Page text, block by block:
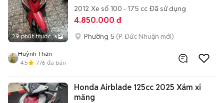
29 phút trước 5
2012 Xe số 100 - 175 cc Đã sử dụng
4.850.000 đ
Phường 5 (P. Đức Nhuận mới)
Huỳnh Thân
4.5
776 đã bán
Honda Airblade 125cc 2025 Xám xi
măng